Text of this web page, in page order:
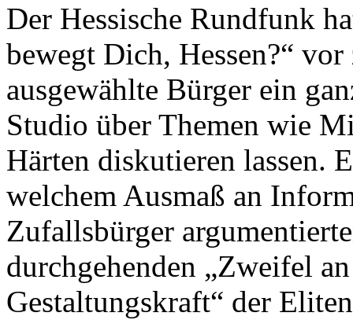
Der Hessische Rundfunk
bewegt Dich, Hessen?“
ausgewählte Bürger ein
Studio über Themen wie
Härten diskutieren lassen.
welchem Ausmaß an
Zufallsbürger
durchgehenden „Zweifel
Gestaltungskraft“ der